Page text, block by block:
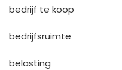
bedrijf te koop
bedrijfsruimte
belasting